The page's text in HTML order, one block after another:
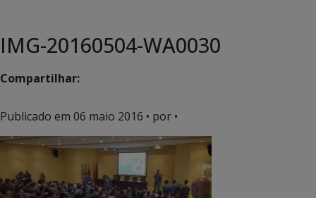
IMG-20160504-WA0030
Compartilhar:
Publicado em 06 maio 2016 • por •